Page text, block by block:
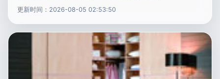
更新时间：2026-08-05 02:53:50